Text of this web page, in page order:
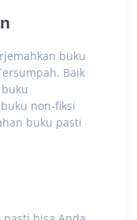
buku
Baik
non-fiksi
buku pasti